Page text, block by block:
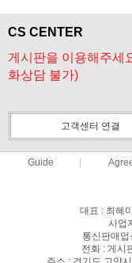
CS CENTER
게시판을 이용해주세
화상담 불가)
고객센터 연결
Guide
대표 : 최혜
사업
통신판매
전화 : 게시